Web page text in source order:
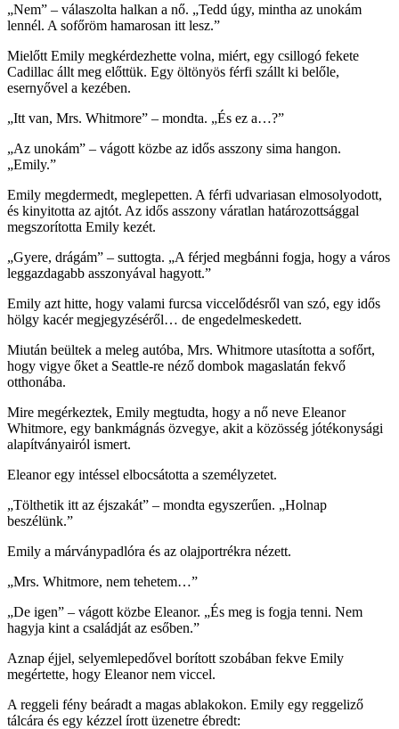
„Nem” – válaszolta halkan a nő. „Tedd úgy, mintha az unokám
lennél. A sofőröm hamarosan itt lesz.”
Mielőtt Emily megkérdezhette volna, miért, egy csillogó fekete
Cadillac állt meg előttük. Egy öltönyös férfi szállt ki belőle,
esernyővel a kezében.
„Itt van, Mrs. Whitmore” – mondta. „És ez a…?”
„Az unokám” – vágott közbe az idős asszony sima hangon.
„Emily.”
Emily megdermedt, meglepetten. A férfi udvariasan elmosolyodott,
és kinyitotta az ajtót. Az idős asszony váratlan határozottsággal
megszorította Emily kezét.
„Gyere, drágám” – suttogta. „A férjed megbánni fogja, hogy a város
leggazdagabb asszonyával hagyott.”
Emily azt hitte, hogy valami furcsa viccelődésről van szó, egy idős
hölgy kacér megjegyzéséről… de engedelmeskedett.
Miután beültek a meleg autóba, Mrs. Whitmore utasította a sofőrt,
hogy vigye őket a Seattle-re néző dombok magaslatán fekvő
otthonába.
Mire megérkeztek, Emily megtudta, hogy a nő neve Eleanor
Whitmore, egy bankmágnás özvegye, akit a közösség jótékonysági
alapítványairól ismert.
Eleanor egy intéssel elbocsátotta a személyzetet.
„Tölthetik itt az éjszakát” – mondta egyszerűen. „Holnap
beszélünk.”
Emily a márványpadlóra és az olajportrékra nézett.
„Mrs. Whitmore, nem tehetem…”
„De igen” – vágott közbe Eleanor. „És meg is fogja tenni. Nem
hagyja kint a családját az esőben.”
Aznap éjjel, selyemlepedővel borított szobában fekve Emily
megértette, hogy Eleanor nem viccel.
A reggeli fény beáradt a magas ablakokon. Emily egy reggeliző
tálcára és egy kézzel írott üzenetre ébredt: